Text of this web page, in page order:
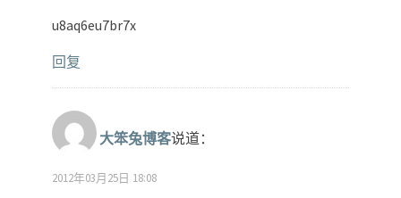
u8aq6eu7br7x
回复
大笨兔博客说道：
2012年03月25日 18:08